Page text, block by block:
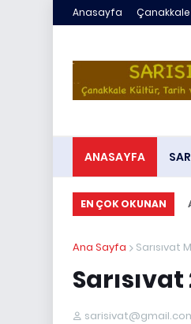
Anasayfa
ANASAYFA
EN ÇOK OKUNAN
Ana Sayfa Sarısıvat
Sarısıvat